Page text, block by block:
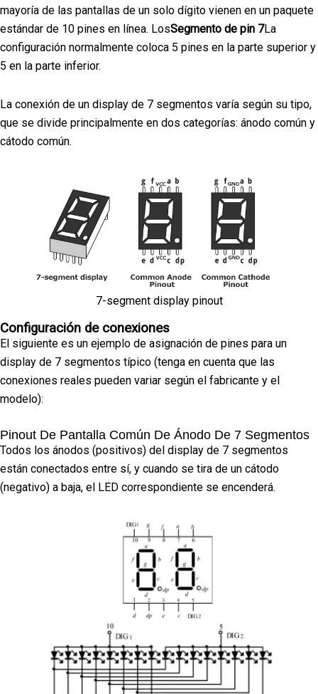
mayoría de las pantallas de un solo dígito vienen en un paquete
estándar de 10 pines en línea. LosSegmento de pin 7La
configuración normalmente coloca 5 pines en la parte superior y
5 en la parte inferior.
La conexión de un display de 7 segmentos varía según su tipo,
que se divide principalmente en dos categorías: ánodo común y
cátodo común.
7-segment display pinout
Configuración de conexiones
El siguiente es un ejemplo de asignación de pines para un
display de 7 segmentos típico (tenga en cuenta que las
conexiones reales pueden variar según el fabricante y el
modelo):
Pinout De Pantalla Común De Ánodo De 7 Segmentos
Todos los ánodos (positivos) del display de 7 segmentos
están conectados entre sí, y cuando se tira de un cátodo
(negativo) a baja, el LED correspondiente se encenderá.